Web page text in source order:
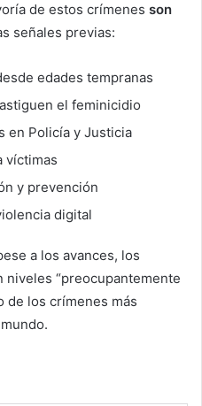
de estos crímenes son
señales previas:
edades tempranas
el feminicidio
en Policía y Justicia
víctimas
y prevención
digital
a los avances, los
“preocupantemente
de los crímenes más